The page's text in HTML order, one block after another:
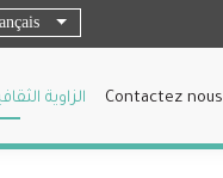
List additional actions
الزاوية Contactez nous